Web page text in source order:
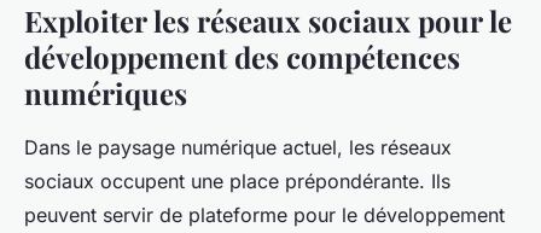
Exploiter les réseaux sociaux pour le
développement des compétences
numériques
Dans le paysage numérique actuel, les réseaux
sociaux occupent une place prépondérante. Ils
peuvent servir de plateforme pour le développement